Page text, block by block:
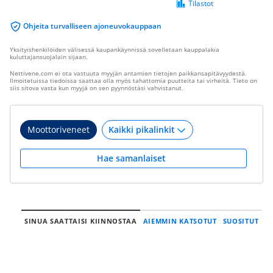
Ohjeita turvalliseen ajoneuvokauppaan
Tilastot
Yksityishenkilöiden välisessä kaupankäynnissä sovelletaan kauppalakia
kuluttajansuojalain sijaan.
Nettivene.com ei ota vastuuta myyjän antamien tietojen paikkansapitävyydestä.
Ilmoitetuissa tiedoissa saattaa olla myös tahattomia puutteita tai virheitä. Tieto on
siis sitova vasta kun myyjä on sen pyynnöstäsi vahvistanut.
Moottoriveneet
Hae samanlaiset
SINUA SAATTAISI KIINNOSTAA AIEMMIN KATSOTUT SUOSITUT